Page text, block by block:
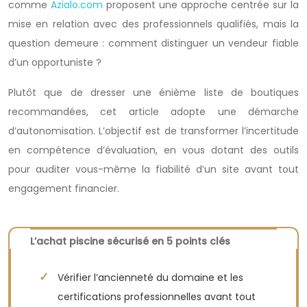
comme Azialo.com proposent une approche centrée sur la
mise en relation avec des professionnels qualifiés, mais la
question demeure : comment distinguer un vendeur fiable
d’un opportuniste ?
Plutôt que de dresser une énième liste de boutiques
recommandées, cet article adopte une démarche
d’autonomisation. L’objectif est de transformer l’incertitude
en compétence d’évaluation, en vous dotant des outils
pour auditer vous-même la fiabilité d’un site avant tout
engagement financier.
L’achat piscine sécurisé en 5 points clés
Vérifier l’ancienneté du domaine et les
certifications professionnelles avant tout